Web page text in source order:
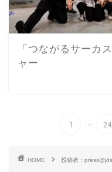
「つながるサーカ
ャー
1 ... 24
HOME 投稿者：press@jds